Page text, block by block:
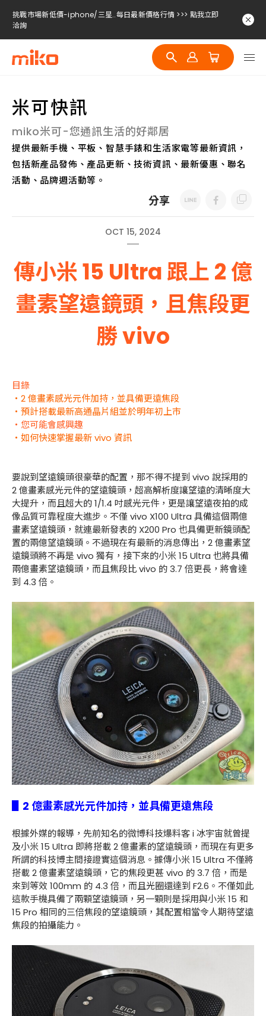
挑戰市場新低價-iphone/三星..每日最新價格行情 >>> 點我立即
洽詢
挑戰市場新低價-iphone/三星..每日最新價格行情 >>> 點我立即
洽詢
挑戰市場新低價-iphone/三星..每日最新價格行情 >>> 點我立即
米可快訊
miko米可-您通訊生活的好鄰居
提供最新手機、平板、智慧手錶和生活家電等最新資訊，
包括新產品發佈、產品更新、技術資訊、最新優惠、聯名
活動、品牌週活動等。
分享
OCT 15, 2024
傳小米 15 Ultra 跟上 2 億
畫素望遠鏡頭，且焦段更
勝 vivo
目錄
・2 億畫素感光元件加持，並具備更遠焦段
・預計搭載最新高通晶片組並於明年初上市
・您可能會感興趣
・如何快速掌握最新 vivo 資訊
要說到望遠鏡頭很豪華的配置，那不得不提到 vivo 說採用的
2 億畫素感光元件的望遠鏡頭，超高解析度讓望遠的清晰度大
大提升，而且超大的 1/1.4 吋感光元件，更是讓望遠夜拍的成
像品質可靠程度大進步。不僅 vivo X100 Ultra 具備這個兩億
畫素望遠鏡頭，就連最新發表的 X200 Pro 也具備更新鏡頭配
置的兩億望遠鏡頭。不過現在有最新的消息傳出，2 億畫素望
遠鏡頭將不再是 vivo 獨有，接下來的小米 15 Ultra 也將具備
兩億畫素望遠鏡頭，而且焦段比 vivo 的 3.7 倍更長，將會達
到 4.3 倍。
▋2 億畫素感光元件加持，並具備更遠焦段
根據外媒的報導，先前知名的微博科技爆料客 i 冰宇宙就曾提
及小米 15 Ultra 即將搭載 2 億畫素的望遠鏡頭，而現在有更多
所謂的科技博主間接證實這個消息。據傳小米 15 Ultra 不僅將
搭載 2 億畫素望遠鏡頭，它的焦段更甚 vivo 的 3.7 倍，而是
來到等效 100mm 的 4.3 倍，而且光圈還達到 F2.6。不僅如此
這款手機具備了兩顆望遠鏡頭，另一顆則是採用與小米 15 和
15 Pro 相同的三倍焦段的望遠鏡頭，其配置相當令人期待望遠
焦段的拍攝能力。